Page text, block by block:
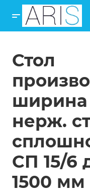
Стол
нерж.
СП 15/6
1500 мм